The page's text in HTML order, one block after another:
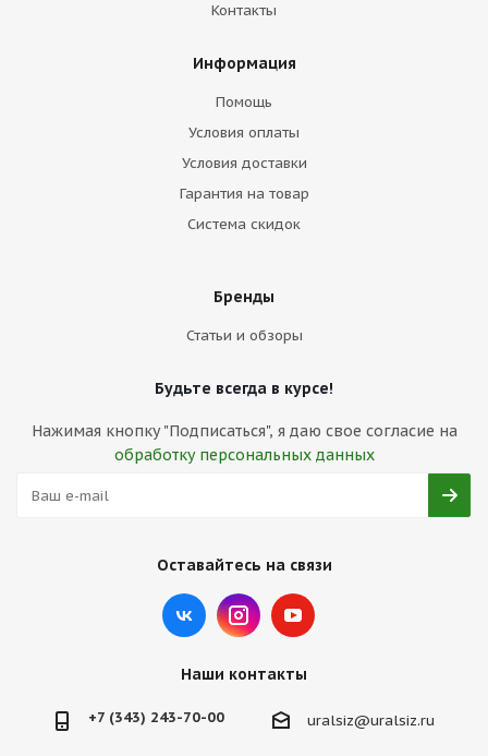
Контакты
Информация
Помощь
Условия оплаты
Условия доставки
Гарантия на товар
Система скидок
Бренды
Статьи и обзоры
Будьте всегда в курсе!
Нажимая кнопку "Подписаться", я даю свое согласие на
обработку персональных данных
Оставайтесь на связи
Наши контакты
+7 (343) 243-70-00 uralsiz@uralsiz.ru